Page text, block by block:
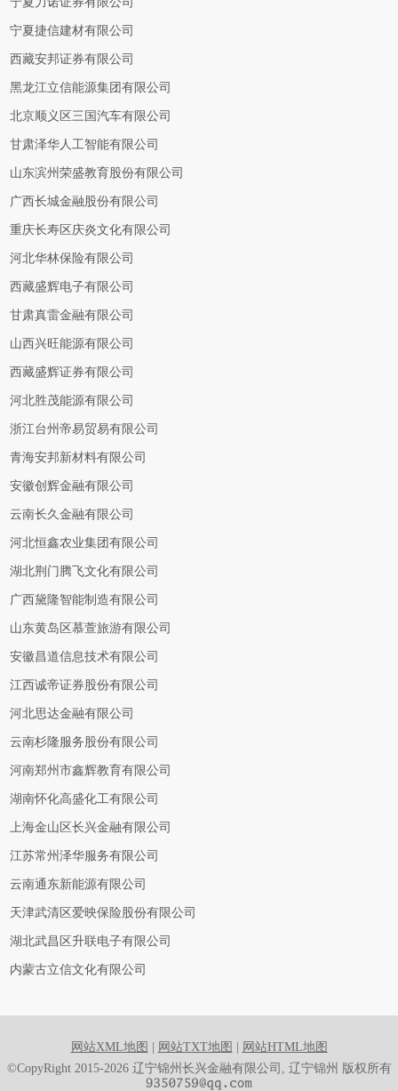
宁夏捷信建材有限公司
西藏安邦证券有限公司
黑龙江立信能源集团有限公司
北京顺义区三国汽车有限公司
甘肃泽华人工智能有限公司
山东滨州荣盛教育股份有限公司
广西长城金融股份有限公司
重庆长寿区庆炎文化有限公司
河北华林保险有限公司
西藏盛辉电子有限公司
甘肃真雷金融有限公司
山西兴旺能源有限公司
西藏盛辉证券有限公司
河北胜茂能源有限公司
浙江台州帝易贸易有限公司
青海安邦新材料有限公司
安徽创辉金融有限公司
云南长久金融有限公司
河北恒鑫农业集团有限公司
湖北荆门腾飞文化有限公司
广西黛隆智能制造有限公司
山东黄岛区慕萱旅游有限公司
安徽昌道信息技术有限公司
江西诚帝证券股份有限公司
河北思达金融有限公司
云南杉隆服务股份有限公司
河南郑州市鑫辉教育有限公司
湖南怀化高盛化工有限公司
上海金山区长兴金融有限公司
江苏常州泽华服务有限公司
云南通东新能源有限公司
天津武清区爱映保险股份有限公司
湖北武昌区升联电子有限公司
内蒙古立信文化有限公司
网站XML地图 网站TXT地图
网站HTML地图
©CopyRight 2015-2026 辽宁锦州长兴金融有限公司, 辽宁锦州 版权所有